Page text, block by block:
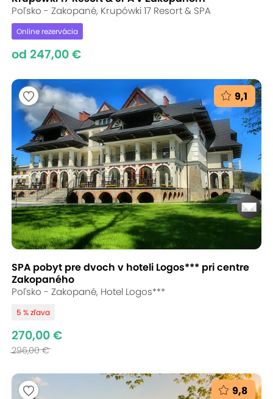
Poľsko - Zakopané, Krupówki 17 Resort & SPA
Online rezervácia
od 247,00 €
9,1
SPA pobyt pre dvoch v hoteli Logos*** pri centre
Zakopaného
Poľsko - Zakopané, Hotel Logos***
5 % zľava
270,00 €
296,00 €
9,8